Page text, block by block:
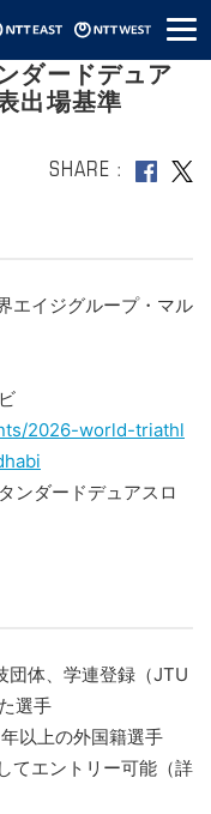
メ
ニ
ン世界・アジ
ダードデュア
出場基準
SHARE
エイジグループ・マル
2026-world-triathl
ンダードデュアスロ
団体、学連登録（JTU
選手
以上の外国籍選手
てエントリー可能（詳